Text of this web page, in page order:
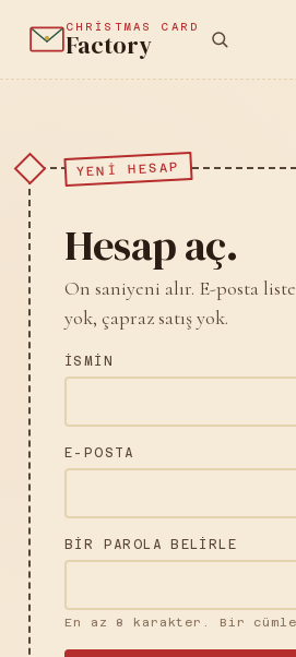
CHRISTMAS CARD
Factory
YENI HESAP
Hesap aç.
On saniyeni alır. E-posta
yok, çapraz satış yok.
İSMIN
E-POSTA
BIR PAROLA BELIRLE
En az 8 karakter. Bir